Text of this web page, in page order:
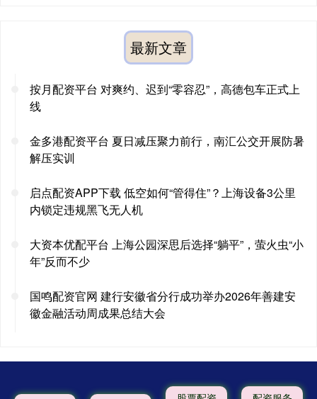
最新文章
按月配资平台 对爽约、迟到“零容忍”，高德包车正式上
线
金多港配资平台 夏日减压聚力前行，南汇公交开展防暑
解压实训
启点配资APP下载 低空如何“管得住”？上海设备3公里
内锁定违规黑飞无人机
大资本优配平台 上海公园深思后选择“躺平”，萤火虫“小
年”反而不少
国鸣配资官网 建行安徽省分行成功举办2026年善建安
徽金融活动周成果总结大会